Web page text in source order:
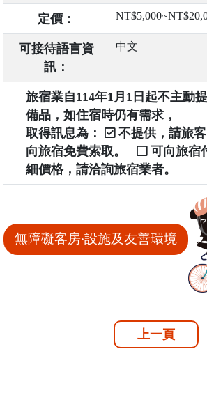
定價：
可接待語言資
訊：
中文
旅宿業自114年1月1日起不主動
備品，如住宿時仍有需求，
取得訊息為：
不提供，請旅
向旅宿免費索取。
可向旅宿
細價格，請洽詢旅宿業者。
無障礙客房‧設施及友善環境
上一頁